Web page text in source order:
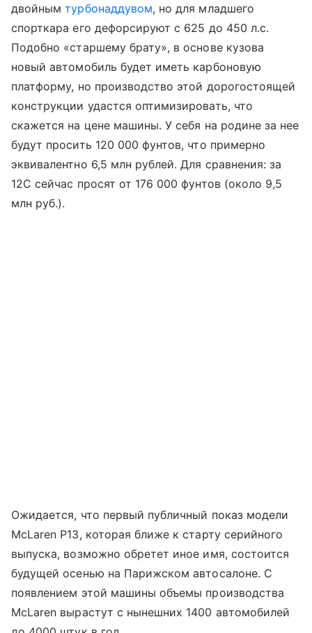
двойнымтурбонаддувом, но для младшего
спорткара его дефорсируют с 625 до 450 л.с.
Подобно «старшему брату», в основе кузова
новый автомобиль будет иметь карбоновую
платформу, но производство этой дорогостоящей
конструкции удастся оптимизировать, что
скажется на цене машины. У себя на родине за нее
будут просить 120 000 фунтов, что примерно
эквивалентно 6,5 млн рублей. Для сравнения: за
12С сейчас просят от 176 000 фунтов (около 9,5
млн руб.).
Ожидается, что первый публичный показ модели
McLaren P13, которая ближе к старту серийного
выпуска, возможно обретет иное имя, состоится
будущей осенью на Парижском автосалоне. С
появлением этой машины объемы производства
McLaren вырастут с нынешних 1400 автомобилей